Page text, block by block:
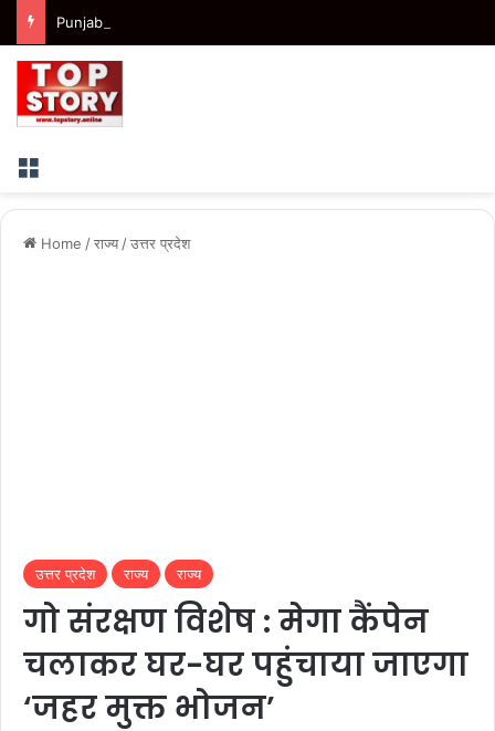
Menu
Home /राज्य /उत्तर प्रदेश
उत्तर प्रदेश राज्य राज्य
गो संरक्षण विशेष : मेगा कैंपेन
चलाकर घर-घर पहुंचाया जाएगा
‘जहर मुक्त भोजन’